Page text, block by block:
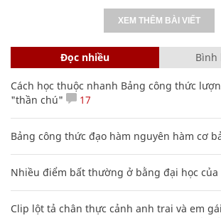
XEM THÊM BÀI VIẾT
Đọc nhiều Bình
Cách học thuộc nhanh Bảng công thức
"thần chú"
17
Bảng công thức đạo hàm nguyên hàm cơ
Nhiều điểm bất thường ở bằng đại học của
Clip lột tả chân thực cảnh anh trai và em